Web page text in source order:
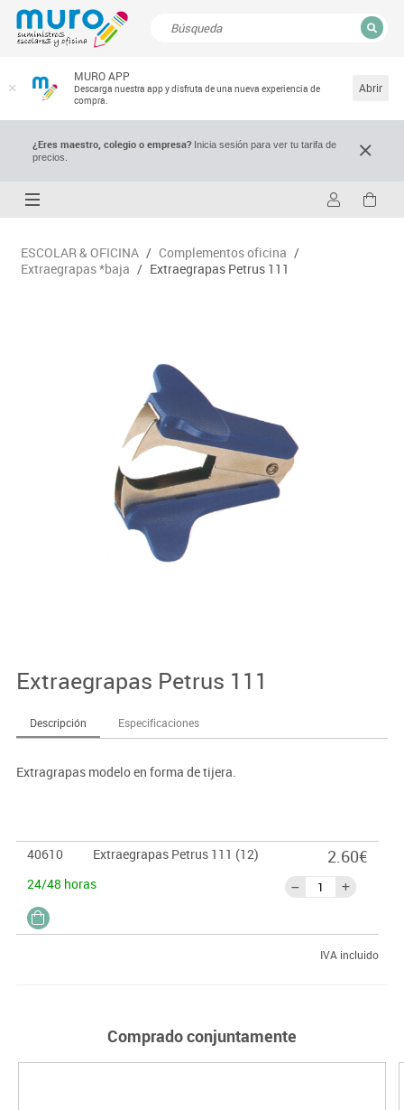
MURO APP
Descarga nuestra app y disfruta de una nueva experiencia de
compra.
Abrir
¿Eres maestro, colegio o empresa?Inicia sesión para ver tu tarifa de
precios.
ESCOLAR & OFICINA / Complementos oficina /
Extraegrapas *baja / Extraegrapas Petrus 111
Extraegrapas Petrus 111
Descripción Especificaciones
Extragrapas modelo en forma de tijera.
40610
Extraegrapas Petrus 111 (12)
24/48 horas
2.60€
IVA incluido
Comprado conjuntamente